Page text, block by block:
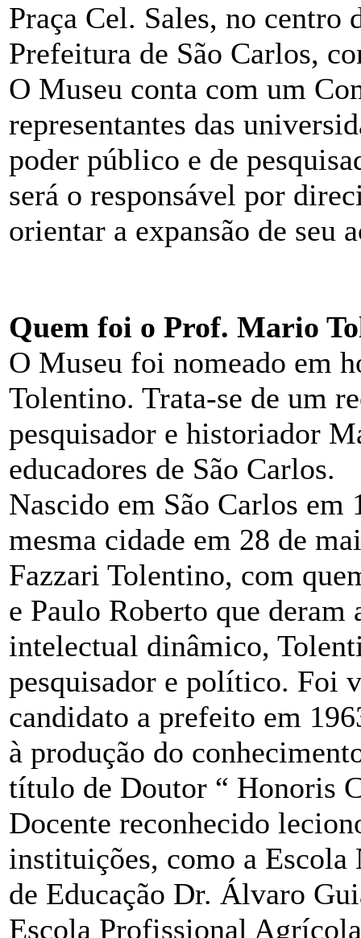
Praça Cel. Sales, no centro
Prefeitura de São Carlos,
O Museu conta com um
representantes das
poder público e de
será o responsável por
orientar a expansão de seu
Quem foi o Prof. Mario
O Museu foi nomeado em
Tolentino. Trata-se de um
pesquisador e historiador
educadores de São Carlos.
Nascido em São Carlos em
mesma cidade em 28 de
Fazzari Tolentino, com
e Paulo Roberto que
intelectual dinâmico,
pesquisador e político. Foi
candidato a prefeito em
à produção do
título de Doutor “ Honoris
Docente reconhecido
instituições, como a
de Educação Dr. Álvaro
Escola Profissional